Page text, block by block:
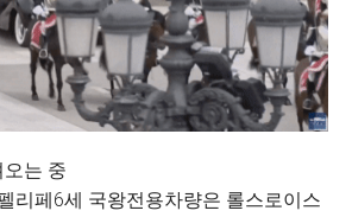
는 중
리페6세 국왕전용차량은 롤스로이스